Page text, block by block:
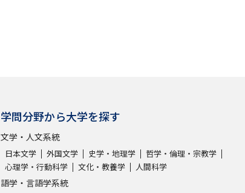
大学で学びたい学問発見
学問のミニ講義「夢ナビ講義」 学問分野解説
学問分野から大学を探す
文学・人文系統
日本文学 外国文学 史学・地理学
哲学・倫理・宗教学
心理学・行動科学
文化・教養学 人間科学
語学・言語学系統